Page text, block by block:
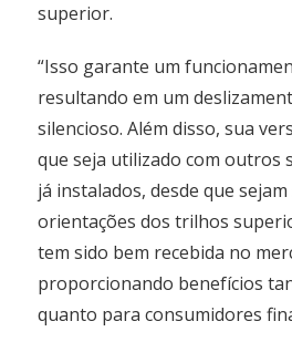
superior.
“Isso garante um
resultando em um
silencioso. Além disso, sua
que seja utilizado com outros
já instalados, desde que
orientações dos trilhos
tem sido bem recebida no
proporcionando benefícios
quanto para consumidores